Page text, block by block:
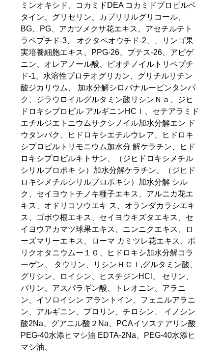
ミンオキシド、コカミドDEA コカミドプロピルベ
タイン、グリセリン、カプリリルグリコール、
BG、PG、アカツメクサ花エキス、アセチルテト
ラペプチド-3、 オクタペオウチド-2、、リンゴ果
実培養細胞エキス、PPG-26、プテス-26、アビゲ
ニン、オレアノール酸、ピオチノイルトリペプチ
ド-1、水溶性プロテオグリカン、グリチルリチン
酸ジカリウム、 加水分解シロバナルービンタンパ
ク、ジラウロイルグルタミン酸リシンＮａ、ジヒ
ドロキシプロピル アルギニンHCｌ、セテアラミド
エチルジエトニウムサクシノイル加水分解エン ド
ウタンパク、ヒドロキシエチルウレア、ヒドロキ
シプロピルトリモニウム加水分 解ケラチン、ヒド
ロキシプロピルキトサン、（ジヒドロキシメチル
シリルプロポキ シ）加水分解ケラチン、（ジヒド
ロキシメチルシリルプロポキシ）加水分解 シル
ク、セイヨウトチノキ種子エキス、アルニカ花エ
キス、オドリコソウエキ ス、オランダカラシエキ
ス、ゴボウ根エキス、セイヨウキズタエキス、セ
イヨウアカマツ球果エキス、ニンニクエキス、ロ
ーズマリーエキス、ローマ カミツレ花エキス、ポ
リクオタニウムー１０、ヒドロキシ加水分解コラ
ーゲン、 タウリン、リシンＨＣｌ,グルタミン酸、
グリシン、ロイシン、ヒスチジンHCl、 セリン、
バリン、アスパラギン酸、トレオニン、アラニ
ン、イソロイシン アラントイン、フェニルアラニ
ン、アルギニン、プロリン、チロシン、 イノシン
酸2Na、グアニル酸２Na、PCAイソステアリン酸
PEG-40水添ヒマシ油 EDTA-2Na、PEG-40水添ヒ
マシ油、